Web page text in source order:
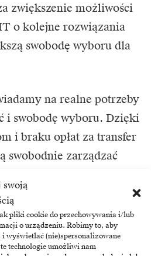
swoją
pliki cookie do przechowywania i/lub
o urządzeniu. Robimy to, aby
wyświetlać (nie)spersonalizowane
technologie umożliwi nam
zwiększenie możliwości
o kolejne rozwiązania
swobodę wyboru dla
na realne potrzeby
i swobodę wyboru. Dzięki
i braku opłat za transfer
swobodnie zarządzać
dostawcy. Dla klienta
kosztów
– podkreślił Marcin
Development